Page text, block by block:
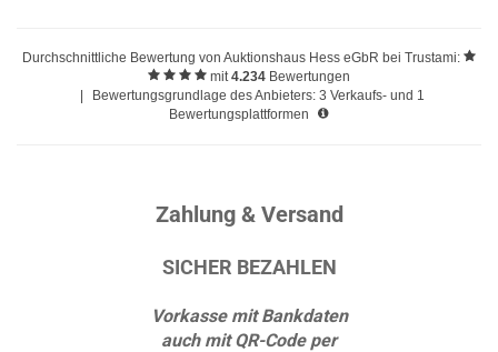
Durchschnittliche Bewertung von Auktionshaus Hess eGbR bei Trustami:
mit4.234 Bewertungen
Bewertungsgrundlage des Anbieters: 3 Verkaufs- und 1
Bewertungsplattformen
Zahlung & Versand
SICHER BEZAHLEN
Vorkasse mit Bankdaten
auch mit QR-Code per